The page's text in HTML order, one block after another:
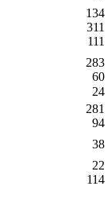
134
311
111
283
60
24
281
94
38
22
114